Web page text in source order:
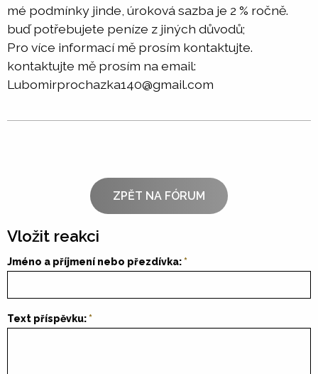
mé podmínky jinde, úroková sazba je 2 % ročně.
buď potřebujete peníze z jiných důvodů;
Pro více informací mě prosím kontaktujte.
kontaktujte mě prosím na email:
Lubomirprochazka140@gmail.com
ZPĚT NA FÓRUM
Vložit reakci
Jméno a příjmení nebo přezdívka:
Text příspěvku: